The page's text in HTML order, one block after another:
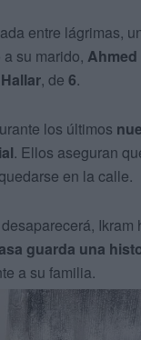
entre lágrimas,
su marido,
Hallar, de 6.
los últimos
. Ellos aseguran
en la calle.
guarda una
a su familia.